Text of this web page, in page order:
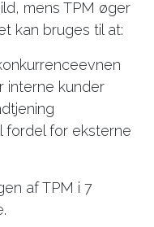
mens TPM øger
kan bruges til at:
interne kunder
fordel for eksterne
af TPM i 7